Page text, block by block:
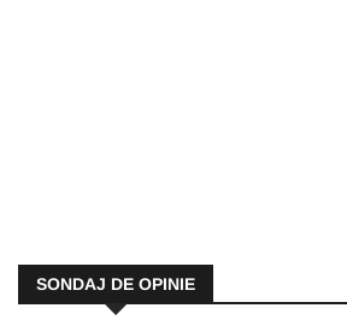
SONDAJ DE OPINIE